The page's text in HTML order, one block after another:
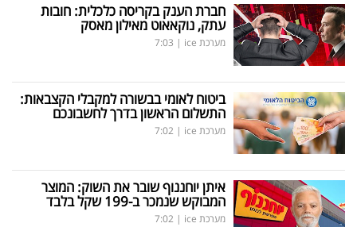
חברת הענק בקריסה כלכלית: חובות
עתק, נוקאאוט מאילון מאסק
מערכת ice |
7:03
ביטוח לאומי בבשורה למקבלי הקצבאות:
התשלום הראשון בדרך לחשבונכם
מערכת ice |
7:02
איתן יוחננוף שובר את השוק: המוצר
המבוקש שנמכר ב-199 שקל בלבד
מערכת ice |
7:02